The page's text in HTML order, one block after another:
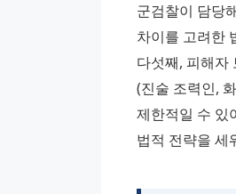
군검찰이 담당
차이를 고려한
다섯째, 피해자
(진술 조력인,
제한적일 수 있
법적 전략을 세